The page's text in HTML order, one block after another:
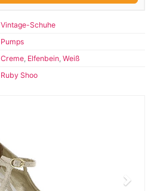
Vintage-Schuhe
Pumps
Creme, Elfenbein, Weiß
Ruby Shoo